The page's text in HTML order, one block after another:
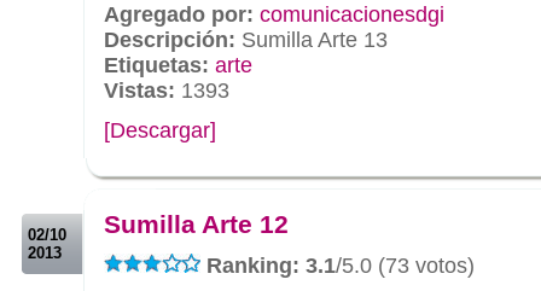
Agregado por: comunicacionesdgi
Descripción: Sumilla Arte 13
Etiquetas: arte
Vistas: 1393
[Descargar]
02/10
2013
Sumilla Arte 12
Ranking: 3.1/5.0 (73 votos)